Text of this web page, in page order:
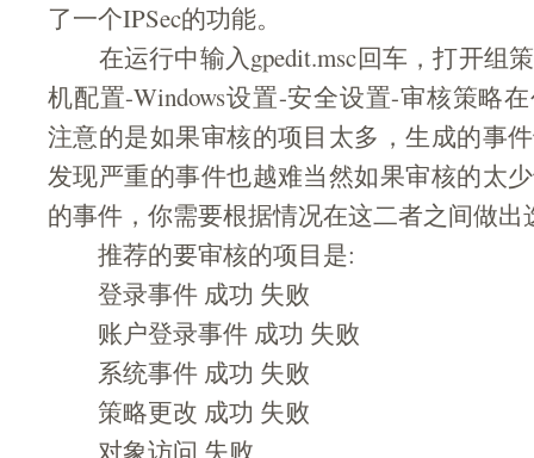
了一个IPSec的功能。
在运行中输入gpedit.msc回车，打开组
机配置-Windows设置-安全设置-审核策略
注意的是如果审核的项目太多，生成的事
发现严重的事件也越难当然如果审核的太
的事件，你需要根据情况在这二者之间做出
推荐的要审核的项目是:
登录事件 成功 失败
账户登录事件 成功 失败
系统事件 成功 失败
策略更改 成功 失败
对象访问 失败